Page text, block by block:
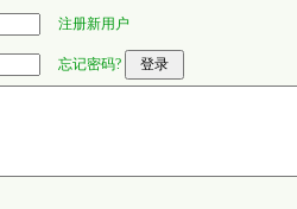
注册新用户
忘记密码?